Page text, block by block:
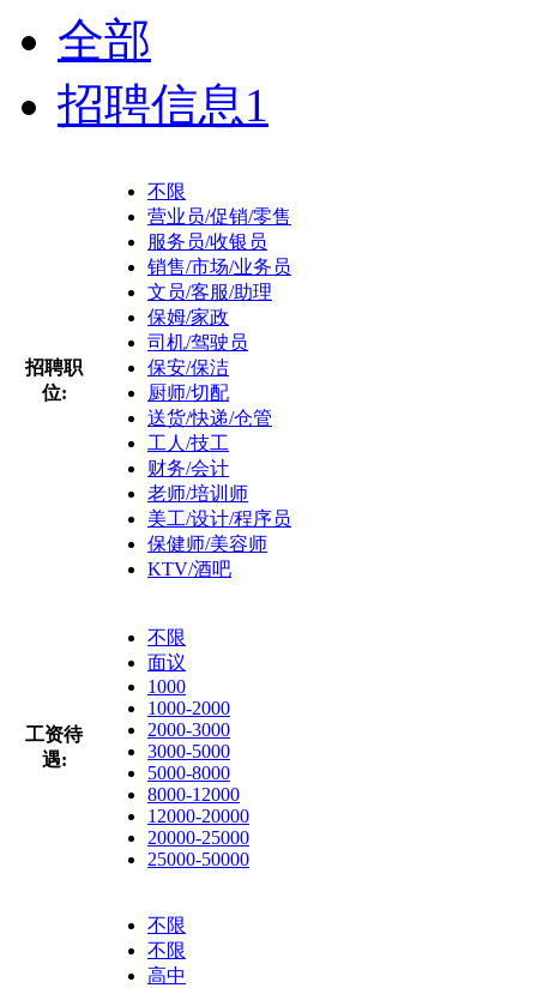
全部
招聘信息1
招聘职
位:
不限
营业员/促销/零售
服务员/收银员
销售/市场/业务员
文员/客服/助理
保姆/家政
司机/驾驶员
保安/保洁
厨师/切配
送货/快递/仓管
工人/技工
财务/会计
老师/培训师
美工/设计/程序员
保健师/美容师
KTV/酒吧
工资待
遇:
不限
面议
1000
1000-2000
2000-3000
3000-5000
5000-8000
8000-12000
12000-20000
20000-25000
25000-50000
不限
不限
高中